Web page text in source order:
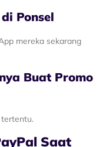
Ponsel
mereka sekarang
Buat Promo
Saat